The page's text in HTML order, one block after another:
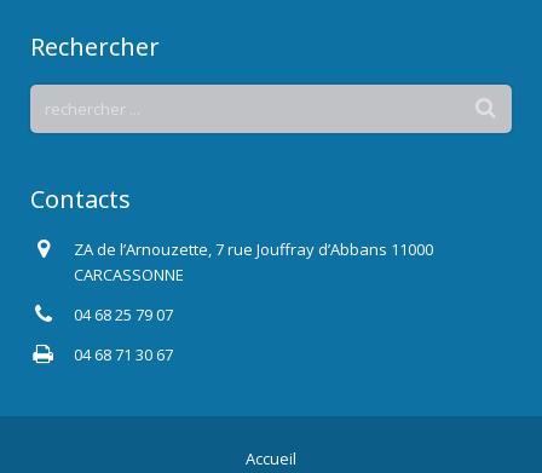
Rechercher
Contacts
ZA de l’Arnouzette, 7 rue Jouffray d’Abbans 11000
CARCASSONNE
04 68 25 79 07
04 68 71 30 67
Accueil